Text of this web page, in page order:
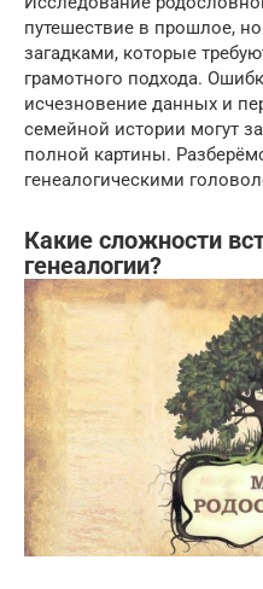
путешествие в прошлое,
загадками, которые
грамотного подхода.
исчезновение данных и
семейной истории могут
полной картины.
генеалогическими
Какие сложности
генеалогии?